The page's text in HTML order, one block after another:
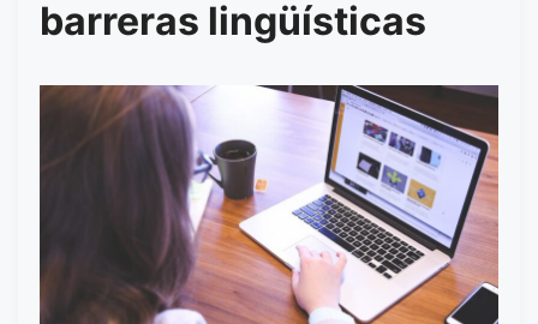
barreras lingüísticas